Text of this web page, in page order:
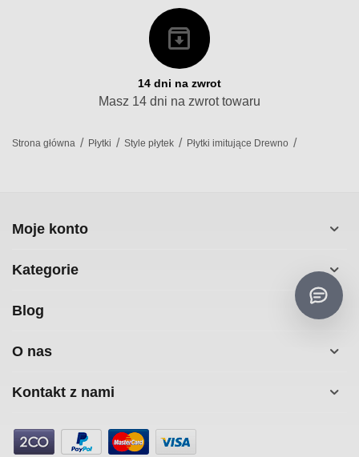
14 dni na zwrot
Masz 14 dni na zwrot towaru
Strona główna / Płytki / Style płytek / Płytki imitujące Drewno /
Moje konto
Kategorie
Blog
O nas
Kontakt z nami